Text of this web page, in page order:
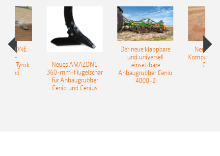
Tyrok
Neues AMAZONE
360-mm-Flügelschar
für Anbaugrubber
Cenio und Cenius
Der neue klappbare
und universell
einsetzbare
Anbaugrubber Cenio
4000-2
Neue